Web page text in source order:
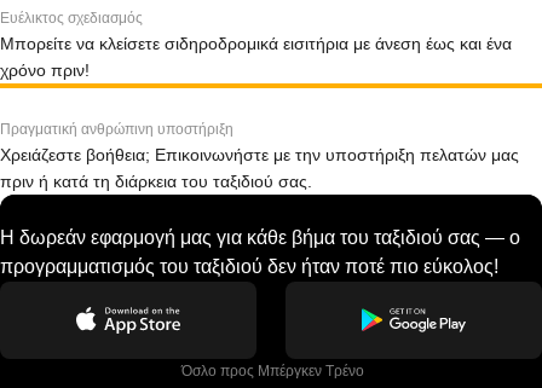
Ευέλικτος σχεδιασμός
Μπορείτε να κλείσετε σιδηροδρομικά εισιτήρια με άνεση έως και ένα
χρόνο πριν!
Πραγματική ανθρώπινη υποστήριξη
Χρειάζεστε βοήθεια; Επικοινωνήστε με την υποστήριξη πελατών μας
πριν ή κατά τη διάρκεια του ταξιδιού σας.
Η δωρεάν εφαρμογή μας για κάθε βήμα του ταξιδιού σας — ο
προγραμματισμός του ταξιδιού δεν ήταν ποτέ πιο εύκολος!
Όσλο προς Μπέργκεν Tρένο